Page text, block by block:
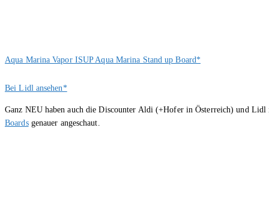
Aqua Marina Vapor ISUP Aqua Marina Stand up Board*
Bei Lidl ansehen*
Ganz NEU haben auch die Discounter Aldi (+Hofer in Österreich) und
Boardsgenauer angeschaut.